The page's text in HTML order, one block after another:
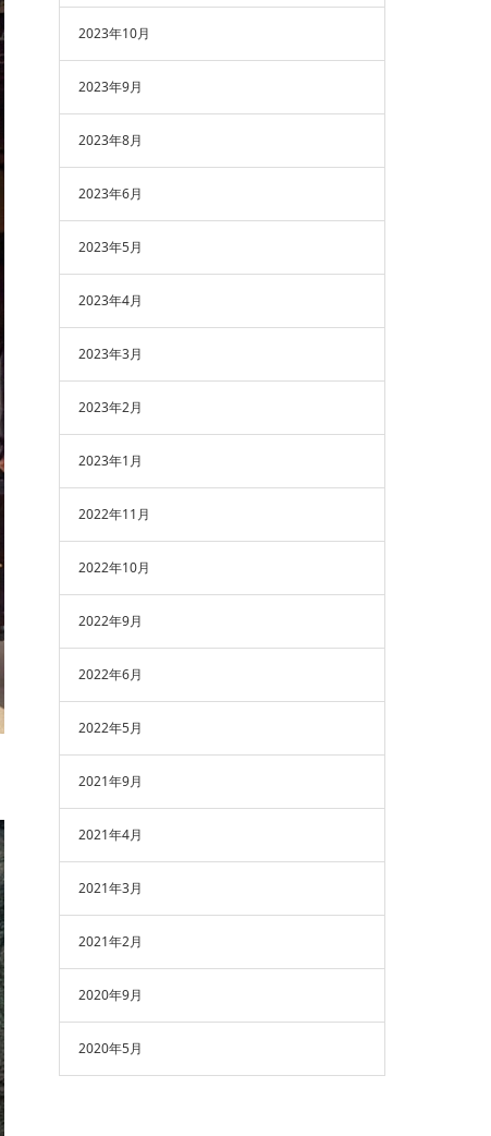
2023年10月
2023年9月
2023年8月
2023年6月
2023年5月
2023年4月
2023年3月
2023年2月
2023年1月
2022年11月
2022年10月
2022年9月
2022年6月
2022年5月
2021年9月
2021年4月
2021年3月
2021年2月
2020年9月
2020年5月